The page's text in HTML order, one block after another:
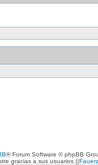
® Forum Software © phpBB
gracias a sus usuarios ||